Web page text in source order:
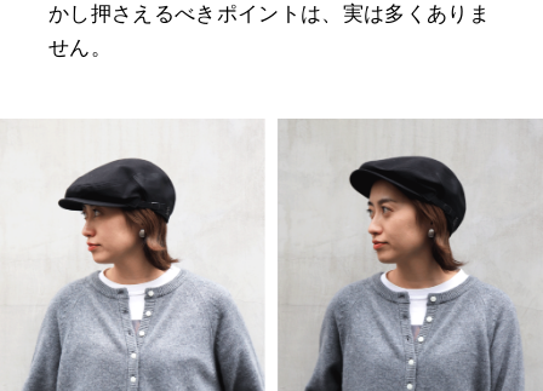
かし押さえるべきポイントは、実は多くありま
せん。